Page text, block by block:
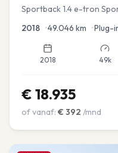
Sportback 1.4 e-tron
2018 •49.046 km •Plug-
2018 49k
€ 18.935
of vanaf: € 392 /mnd